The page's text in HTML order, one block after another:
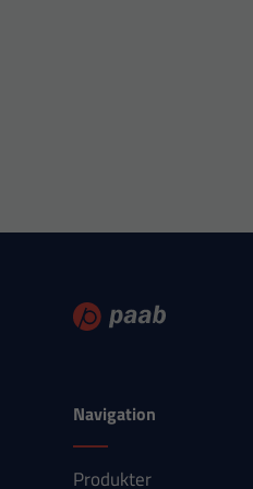
Navigation
Produkter